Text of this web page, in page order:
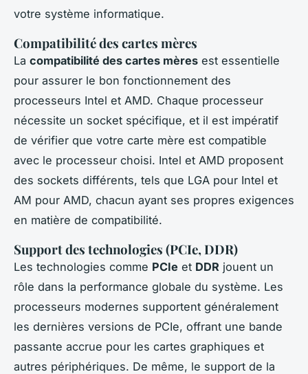
votre système informatique.
Compatibilité des cartes mères
La compatibilité des cartes mères est essentielle
pour assurer le bon fonctionnement des
processeurs Intel et AMD. Chaque processeur
nécessite un socket spécifique, et il est impératif
de vérifier que votre carte mère est compatible
avec le processeur choisi. Intel et AMD proposent
des sockets différents, tels que LGA pour Intel et
AM pour AMD, chacun ayant ses propres exigences
en matière de compatibilité.
Support des technologies (PCIe, DDR)
Les technologies comme PCIe et DDR jouent un
rôle dans la performance globale du système. Les
processeurs modernes supportent généralement
les dernières versions de PCIe, offrant une bande
passante accrue pour les cartes graphiques et
autres périphériques. De même, le support de la